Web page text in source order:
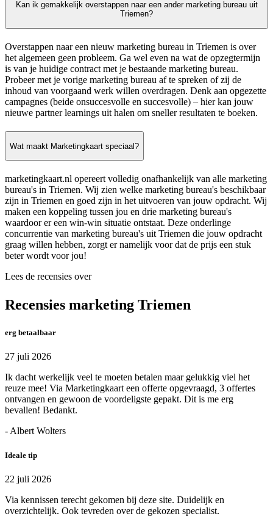
Kan ik gemakkelijk overstappen naar een ander marketing bureau uit
Triemen?
Overstappen naar een nieuw marketing bureau in Triemen is over
het algemeen geen probleem. Ga wel even na wat de opzegtermijn
is van je huidige contract met je bestaande marketing bureau.
Probeer met je vorige marketing bureau af te spreken of zij de
inhoud van voorgaand werk willen overdragen. Denk aan opgezette
campagnes (beide onsuccesvolle en succesvolle) – hier kan jouw
nieuwe partner learnings uit halen om sneller resultaten te boeken.
Wat maakt Marketingkaart speciaal?
marketingkaart.nl opereert volledig onafhankelijk van alle marketing
bureau's in Triemen. Wij zien welke marketing bureau's beschikbaar
zijn in Triemen en goed zijn in het uitvoeren van jouw opdracht. Wij
maken een koppeling tussen jou en drie marketing bureau's
waardoor er een win-win situatie ontstaat. Deze onderlinge
concurrentie van marketing bureau's uit Triemen die jouw opdracht
graag willen hebben, zorgt er namelijk voor dat de prijs een stuk
beter wordt voor jou!
Lees de recensies over
Recensies marketing Triemen
erg betaalbaar
27 juli 2026
Ik dacht werkelijk veel te moeten betalen maar gelukkig viel het
reuze mee! Via Marketingkaart een offerte opgevraagd, 3 offertes
ontvangen en gewoon de voordeligste gepakt. Dit is me erg
bevallen! Bedankt.
- Albert Wolters
Ideale tip
22 juli 2026
Via kennissen terecht gekomen bij deze site. Duidelijk en
overzichtelijk. Ook tevreden over de gekozen specialist.